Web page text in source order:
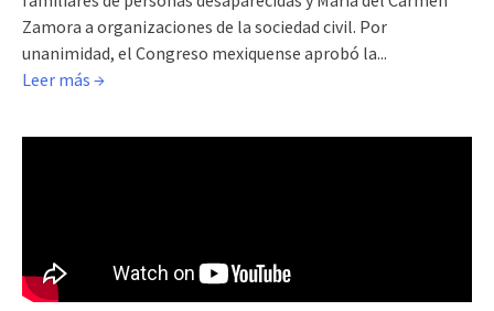
Zamora a organizaciones de la sociedad civil. Por
unanimidad, el Congreso mexiquense aprobó la...
Leer más →